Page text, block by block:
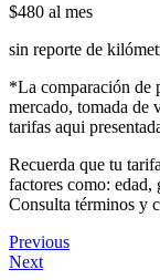
$480 al mes
sin reporte de
*La comparación de
mercado, tomada de
tarifas aqui
Recuerda que tu
factores como: edad,
Consulta términos y
Previous
Next